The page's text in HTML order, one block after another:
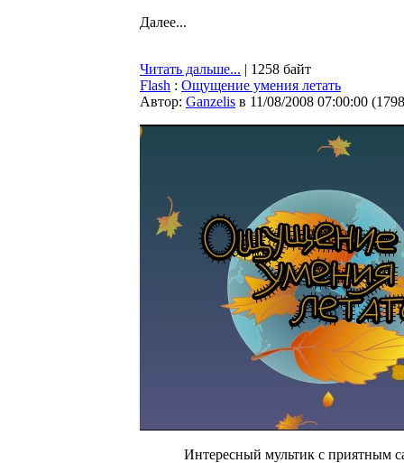
Далее...
Читать дальше... | 1258 байт
Flash : Ощущение умения летать
Автор: Ganzelis в 11/08/2008 07:00:00 (
Интересный мультик с приятным